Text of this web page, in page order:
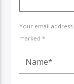
Your email
marked *